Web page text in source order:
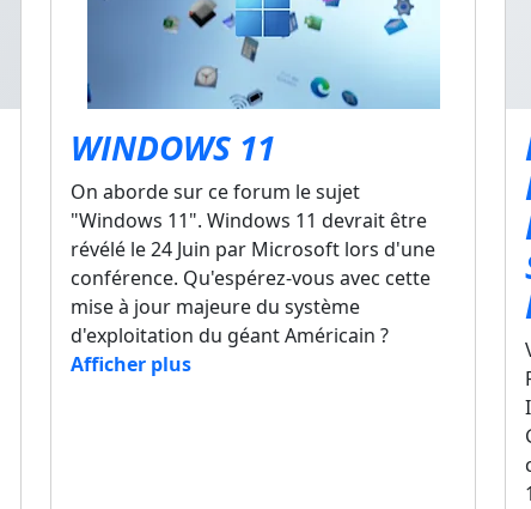
WINDOWS 11
On aborde sur ce forum le sujet
"Windows 11". Windows 11 devrait être
révélé le 24 Juin par Microsoft lors d'une
conférence. Qu'espérez-vous avec cette
mise à jour majeure du système
d'exploitation du géant Américain ?
Afficher plus